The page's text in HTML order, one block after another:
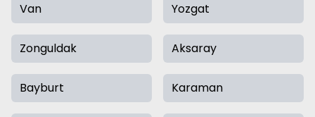
Van Yozgat
Zonguldak Aksaray
Bayburt Karaman